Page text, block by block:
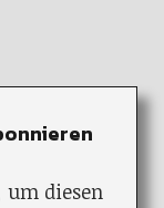
um diesen